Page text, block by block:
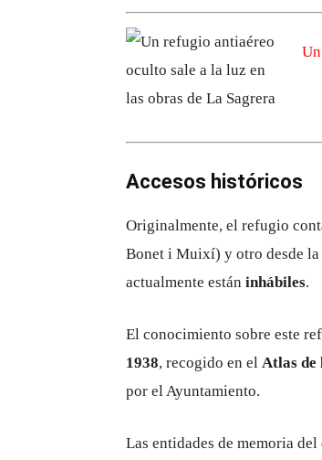
Accesos históricos
Originalmente, el refugio
Bonet i Muixí) y otro desde la
actualmente están inhábiles.
El conocimiento sobre este
1938, recogido en el Atlas de
por el Ayuntamiento.
Las entidades de memoria